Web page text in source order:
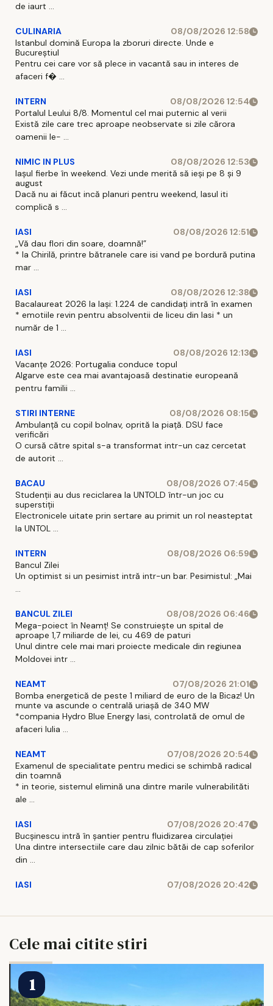
de iaurt ...
CULINARIA
08/08/2026 12:58
Istanbul domină Europa la zboruri directe. Unde e
Bucureștiul
Pentru cei care vor să plece in vacantă sau in interes de
afaceri f� ...
INTERN
08/08/2026 12:54
Portalul Leului 8/8. Momentul cel mai puternic al verii
Există zile care trec aproape neobservate si zile cărora
oamenii le- ...
NIMIC IN PLUS
08/08/2026 12:53
Iașul fierbe în weekend. Vezi unde merită să ieși pe 8 și 9
august
Dacă nu ai făcut incă planuri pentru weekend, Iasul iti
complică s ...
IASI
08/08/2026 12:51
„Vă dau flori din soare, doamnă!”
* la Chirilă, printre bătranele care isi vand pe bordură putina
mar ...
IASI
08/08/2026 12:38
Bacalaureat 2026 la Iași: 1.224 de candidați intră în examen
* emotiile revin pentru absolventii de liceu din Iasi * un
număr de 1 ...
IASI
08/08/2026 12:13
Vacanțe 2026: Portugalia conduce topul
Algarve este cea mai avantajoasă destinatie europeană
pentru familii ...
STIRI INTERNE
08/08/2026 08:15
Ambulanță cu copil bolnav, oprită la piață. DSU face
verificări
O cursă către spital s-a transformat intr-un caz cercetat
de autorit ...
BACAU
08/08/2026 07:45
Studenții au dus reciclarea la UNTOLD într-un joc cu
superstiții
Electronicele uitate prin sertare au primit un rol neasteptat
la UNTOL ...
INTERN
08/08/2026 06:59
Bancul Zilei
Un optimist si un pesimist intră intr-un bar. Pesimistul: „Mai
...
BANCUL ZILEI
08/08/2026 06:46
Mega-poiect în Neamț! Se construiește un spital de
aproape 1,7 miliarde de lei, cu 469 de paturi
Unul dintre cele mai mari proiecte medicale din regiunea
Moldovei intr ...
NEAMT
07/08/2026 21:01
Bomba energetică de peste 1 miliard de euro de la Bicaz! Un
munte va ascunde o centrală uriașă de 340 MW
*compania Hydro Blue Energy Iasi, controlată de omul de
afaceri Iulia ...
NEAMT
07/08/2026 20:54
Examenul de specialitate pentru medici se schimbă radical
din toamnă
* in teorie, sistemul elimină una dintre marile vulnerabilităti
ale ...
IASI
07/08/2026 20:47
Bucșinescu intră în șantier pentru fluidizarea circulației
Una dintre intersectiile care dau zilnic bătăi de cap soferilor
din ...
IASI 07/08/2026 20:42
Cele mai citite stiri